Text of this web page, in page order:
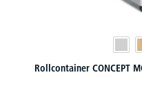
Rollcontainer CONCEPT